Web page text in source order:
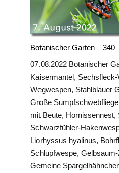
Botanischer Garten – 340
07.08.2022 Botanischer
Kaisermantel,
Wegwespen, Stahlblauer
Große
mit Beute, Hornissennest,
Schwarzfühler-
Liorhyssus hyalinus,
Schlupfwespe,
Gemeine